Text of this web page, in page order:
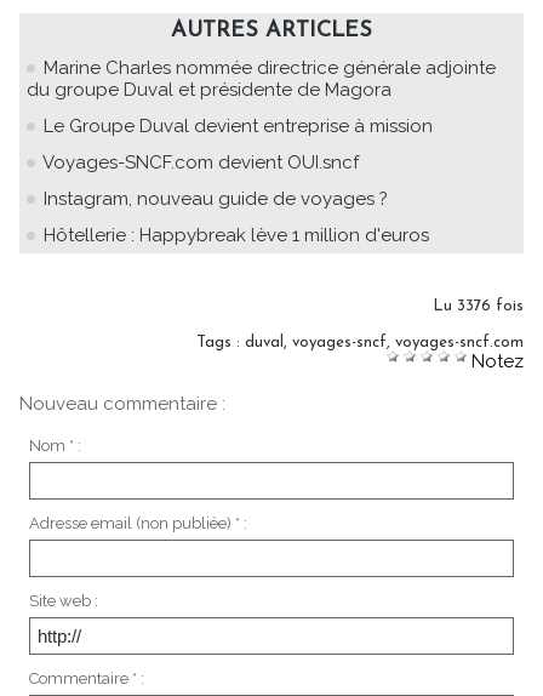
AUTRES ARTICLES
Marine Charles nommée directrice générale adjointe
du groupe Duval et présidente de Magora
Le Groupe Duval devient entreprise à mission
Voyages-SNCF.com devient OUI.sncf
Instagram, nouveau guide de voyages ?
Hôtellerie : Happybreak lève 1 million d'euros
Lu 3376 fois
Tags : duval voyages-sncf voyages-sncf.com
Notez
Nouveau commentaire :
Nom * :
Adresse email (non publiée) * :
Site web :
Commentaire * :